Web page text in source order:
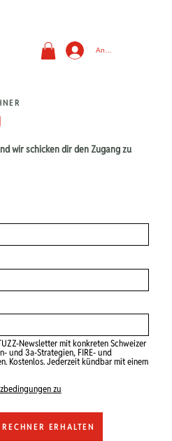
Anmelden
wir schicken dir den Zugang zu
Newsletter mit konkreten Schweizer
und 3a-Strategien, FIRE- und
Kostenlos. Jederzeit kündbar mit einem
zu
ERHALTEN